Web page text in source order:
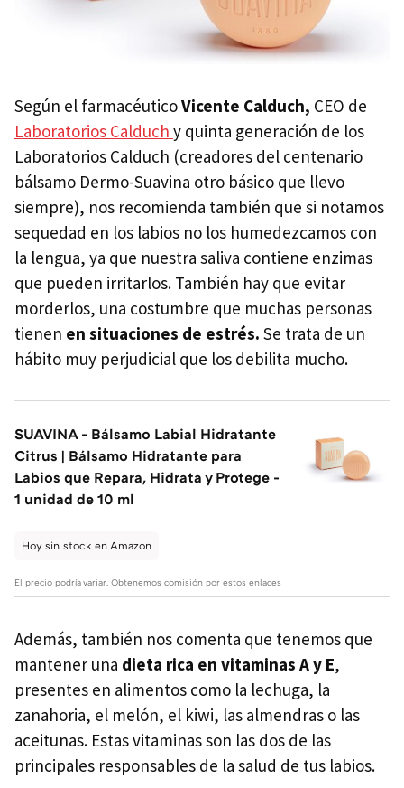
Según el farmacéuticoVicente Calduch, CEO de
Laboratorios Calduch y quinta generación de los
Laboratorios Calduch (creadores del centenario
bálsamo Dermo-Suavina otro básico que llevo
siempre), nos recomienda también que si notamos
sequedad en los labios no los humedezcamos con
la lengua, ya que nuestra saliva contiene enzimas
que pueden irritarlos. También hay que evitar
morderlos, una costumbre que muchas personas
tienen en situaciones de estrés. Se trata de un
hábito muy perjudicial que los debilita mucho.
SUAVINA - Bálsamo Labial Hidratante
Citrus | Bálsamo Hidratante para
Labios que Repara, Hidrata y Protege -
1 unidad de 10 ml
Hoy sin stock en Amazon
El precio podría variar. Obtenemos comisión por estos enlaces
Además, también nos comenta que tenemos que
mantener una dieta rica en vitaminas A y E,
presentes en alimentos como la lechuga, la
zanahoria, el melón, el kiwi, las almendras o las
aceitunas. Estas vitaminas son las dos de las
principales responsables de la salud de tus labios.